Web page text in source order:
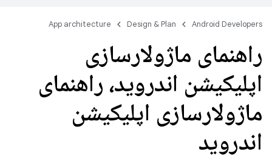
Android Developers
Design & Plan
App architecture
راهنمای ماژولارسازی
اپلیکیشن اندروید، راهنمای
ماژولارسازی اپلیکیشن
اندروید